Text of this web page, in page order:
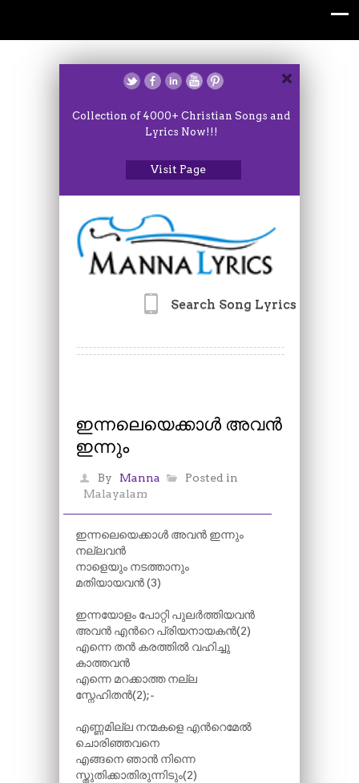
Collection of 4000+ Christian Songs and
Lyrics Now!!!
Visit Page
Search Song Lyrics
ഇന്നലെയെക്കാൾ അവൻ
ഇന്നും
By Manna
Posted in
Malayalam
ഇന്നലെയെക്കാൾ അവൻ ഇന്നും
നല്ലവൻ
നാളെയും നടത്താനും
മതിയായവൻ (3)
ഇന്നയോളം പോറ്റി പുലർത്തിയവൻ
അവൻ എന്‍റെ പ്രിയനായകൻ(2)
എന്നെ തൻ കരത്തിൽ വഹിച്ചു
കാത്തവൻ
എന്നെ മറക്കാത്ത നല്ല
സ്നേഹിതൻ(2);-
എണ്ണമില്ല നന്മകളെ എന്‍റെമേൽ
ചൊരിഞ്ഞവനെ
എങ്ങനെ ഞാൻ നിന്നെ
സ്തുതിക്കാതിരുന്നിടും(2)